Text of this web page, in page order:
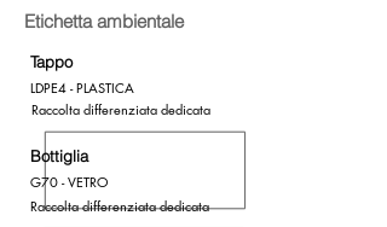
Etichetta ambientale
Tappo
LDPE4 - PLASTICA
Raccolta differenziata dedicata
Bottiglia
G70 - VETRO
Raccolta differenziata dedicata